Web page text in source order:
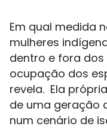
Em qual medida
mulheres
dentro e fora
ocupação dos
revela. Ela
de uma geração
num cenário de